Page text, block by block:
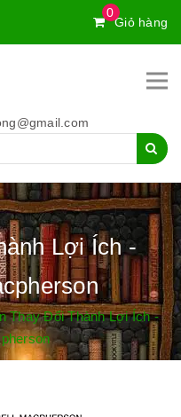
0
Giỏ hàng
Lợi Ích -
Thay Đổi Thành Lợi Ích -